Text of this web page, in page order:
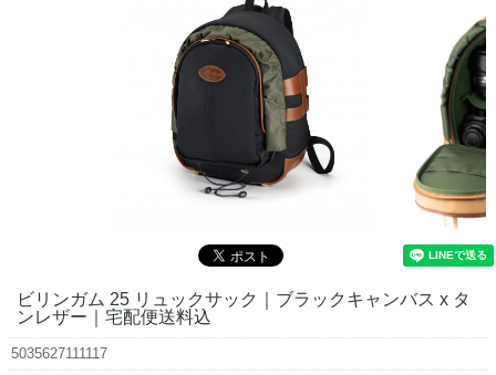
ビリンガム 25 リュックサック｜ブラックキャンバス x タ
ンレザー｜宅配便送料込
5035627111117